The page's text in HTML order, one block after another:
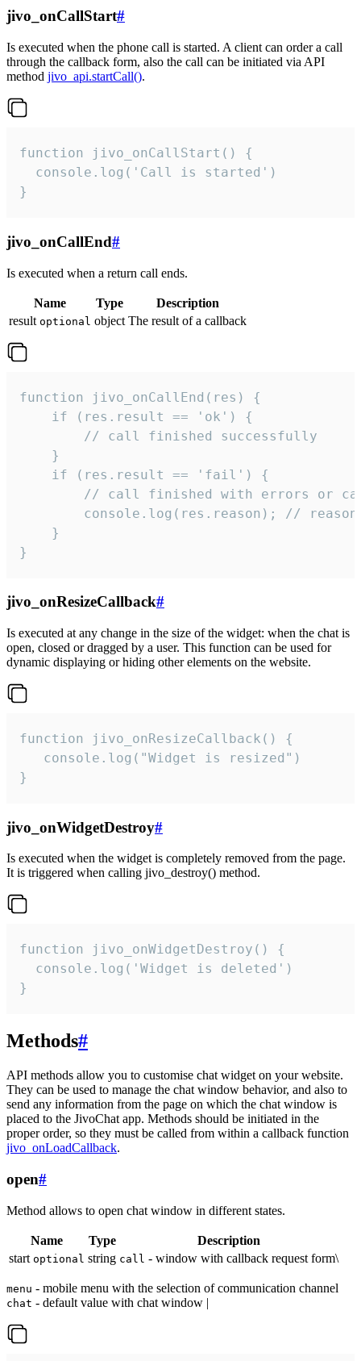
jivo_onCallStart#
Is executed when the phone call is started. A client can order a call
through the callback form, also the call can be initiated via API
method jivo_api.startCall().
function jivo_onCallStart() {
  console.log('Call is started')
}
jivo_onCallEnd#
Is executed when a return call ends.
Name Type
Description
result optional object The result of a callback
function jivo_onCallEnd(res) {
    if (res.result == 'ok') {
        // call finished successfully
    }
    if (res.result == 'fail') {
// call finished with errors or
console.log(res.reason); //
    }
}
jivo_onResizeCallback#
Is executed at any change in the size of the widget: when the chat is
open, closed or dragged by a user. This function can be used for
dynamic displaying or hiding other elements on the website.
function jivo_onResizeCallback() {
   console.log("Widget is resized")
}
jivo_onWidgetDestroy#
Is executed when the widget is completely removed from the page.
It is triggered when calling jivo_destroy() method.
function jivo_onWidgetDestroy() {
  console.log('Widget is deleted')
}
Methods#
API methods allow you to customise chat widget on your website.
They can be used to manage the chat window behavior, and also to
send any information from the page on which the chat window is
placed to the JivoChat app. Methods should be initiated in the
proper order, so they must be called from within a callback function
jivo_onLoadCallback.
open#
Method allows to open chat window in different states.
Name Type
Description
start optional string call - window with callback request form\
menu - mobile menu with the selection of communication channel
chat - default value with chat window |